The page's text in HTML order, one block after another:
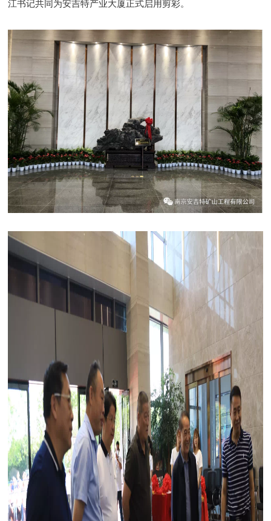
江书记共同为安吉特产业大厦正式启用剪彩。